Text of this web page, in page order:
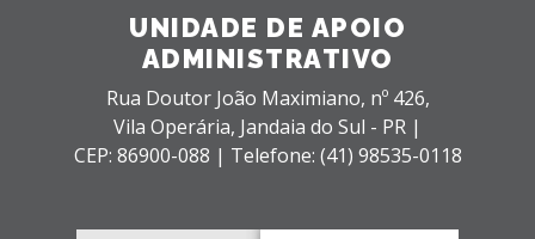
UNIDADE DE APOIO
ADMINISTRATIVO
Rua Doutor João Maximiano, nº 426,
Vila Operária, Jandaia do Sul - PR |
CEP: 86900-088 | Telefone: (41) 98535-0118